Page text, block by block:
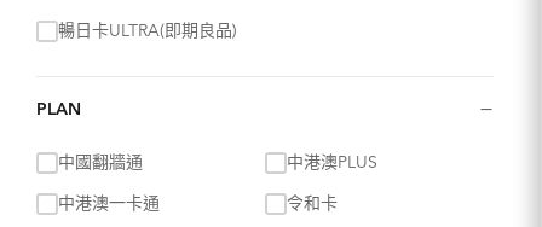
60天
暢日卡ULTRA(即期良品)
PLAN −
中國翻牆通 中港澳PLUS
中港澳一卡通 令和卡